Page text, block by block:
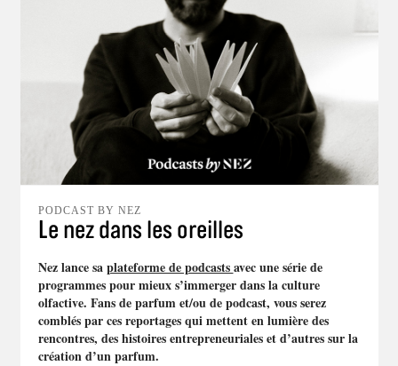
PODCAST BY NEZ
Le nez dans les oreilles
Nez lance saplateforme de podcastsavec une série de
programmes pourmieux s’immerger dans la culture
olfactive. Fans de parfum et/ou de podcast, vous serez
comblés par ces reportages qui mettent en lumière des
rencontres, des histoires entrepreneuriales et d’autres sur la
création d’un parfum.